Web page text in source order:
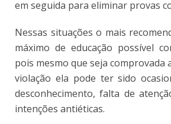
em seguida para eliminar provas
Nessas situações o mais
máximo de educação possível
pois mesmo que seja comprovada
violação ela pode ter sido
desconhecimento, falta de
intenções antiéticas.